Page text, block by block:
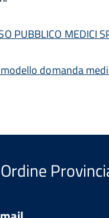
PUBBLICO MEDICI
domanda
Ordine